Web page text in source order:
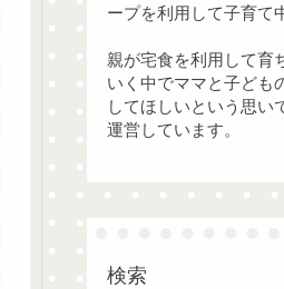
ープを利用して子育て
親が宅食を利用して育
いく中でママと子ども
してほしいという思い
運営しています。
検索